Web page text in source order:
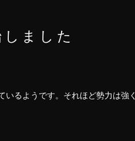
ました
いるようです。それほど勢力は強く